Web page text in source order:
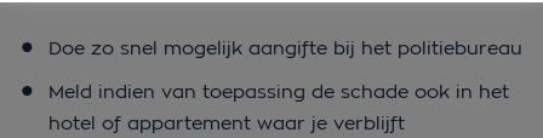
Doe zo snel mogelijk aangifte bij het politiebureau
Meld indien van toepassing de schade ook in het
hotel of appartement waar je verblijft